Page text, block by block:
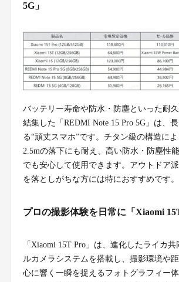
5G」
バッテリー寿命や防水・防塵といった耐
結集した「REDMI Note 15 Pro 5G」は、
る“頑丈スマホ”です。チタン級の構造に
2.5mの落下にも耐え、高い防水・防塵性
でも安心して使用できます。アウトドア
を落としがちな方には特におすすめです。
プロの撮影体験を日常に「Xiaomi
「Xiaomi 15T Pro」は、進化したライカ
ルカメラシステムを搭載し、撮影環境や距
心に響く一瞬を捉えるフォトグラフィー体